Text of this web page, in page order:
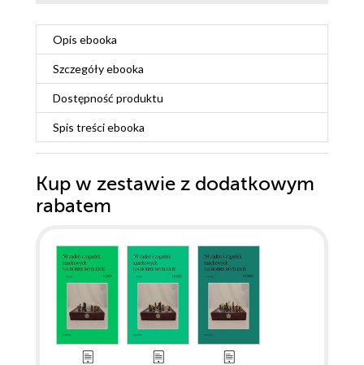
Opis ebooka
Szczegółyebooka
Dostępność produktu
Spis treściebooka
Kup w zestawie z dodatkowym
rabatem